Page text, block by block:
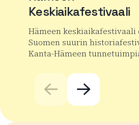
Keskiaikafestivaali
Hämeen keskiaikafestivaali
Suomen suurin
Kanta-Hämeen